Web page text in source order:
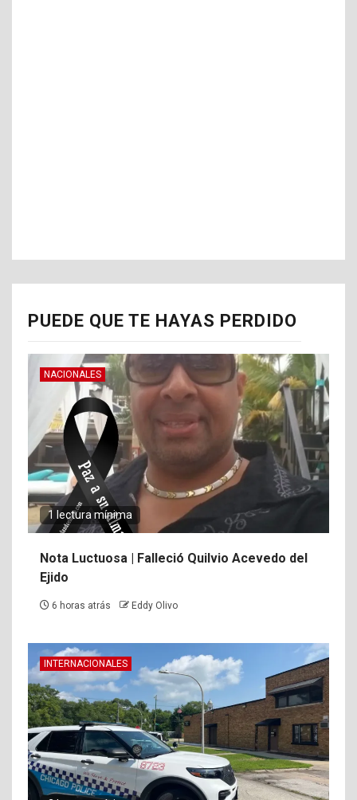
PUEDE QUE TE HAYAS PERDIDO
NACIONALES
1 lectura mínima
Nota Luctuosa | Falleció Quilvio Acevedo del
Ejido
6 horas atrás Eddy Olivo
INTERNACIONALES